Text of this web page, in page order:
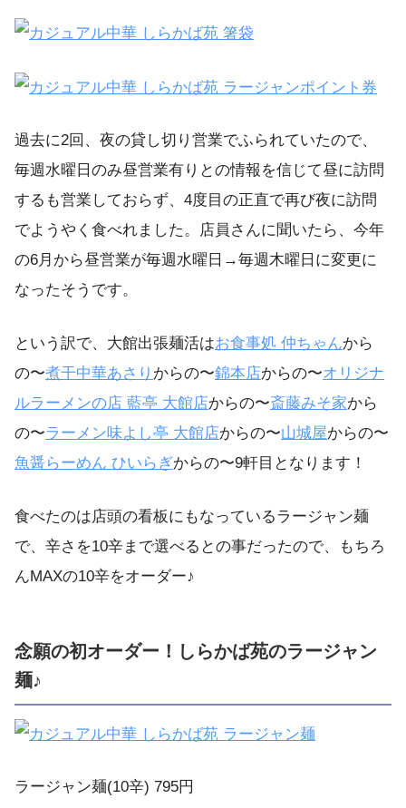
過去に2回、夜の貸し切り営業でふられていたので、
毎週水曜日のみ昼営業有りとの情報を信じて昼に訪問
するも営業しておらず、4度目の正直で再び夜に訪問
でようやく食べれました。店員さんに聞いたら、今年
の6月から昼営業が毎週水曜日→毎週木曜日に変更に
なったそうです。
という訳で、大館出張麺活はお食事処 仲ちゃんから
の〜煮干中華あさり からの〜錦本店からの〜オリジナ
ルラーメンの店 藍亭 大館店からの〜斎藤みそ家から
の〜ラーメン味よし亭 大館店からの〜山城屋からの〜
魚醤らーめん ひいらぎからの〜9軒目となります！
食べたのは店頭の看板にもなっているラージャン麺
で、辛さを10辛まで選べるとの事だったので、もちろ
んMAXの10辛をオーダー♪
念願の初オーダー！しらかば苑のラージャン
麺♪
ラージャン麺(10辛) 795円